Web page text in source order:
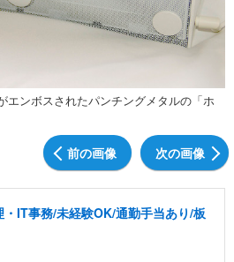
エンボスされたパンチングメタルの「ホ
前の画像 次の画像
IT事務/未経験OK/通勤手当あり/板